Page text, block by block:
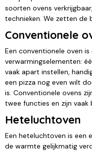
soorten ovens
technieken. We zetten de
Conventionele
Een conventionele oven
verwarmingselementen:
vaak apart instellen,
een pizza nog even wilt
is. Conventionele ovens
twee functies en zijn vaak
Heteluchtoven
Een heteluchtoven is een
de warmte gelijkmatig